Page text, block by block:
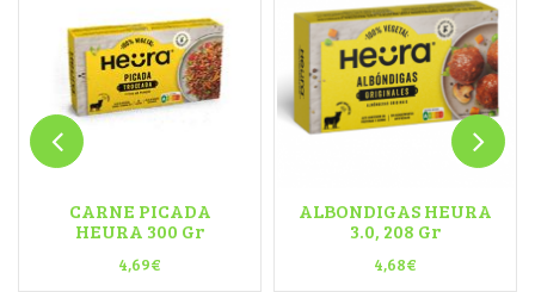
CARNE PICADA
HEURA 300 Gr
4,69€
ALBONDIGAS HEURA
3.0, 208 Gr
4,68€